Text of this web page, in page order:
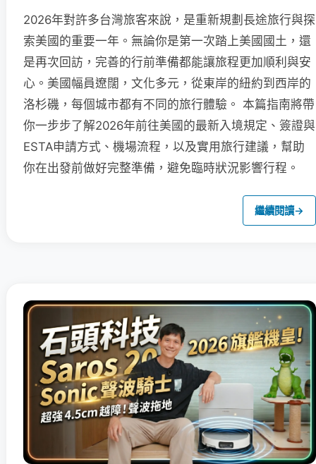
2026年對許多台灣旅客來說，是重新規劃長途旅行與探
索美國的重要一年。無論你是第一次踏上美國國土，還
是再次回訪，完善的行前準備都能讓旅程更加順利與安
心。美國幅員遼闊，文化多元，從東岸的紐約到西岸的
洛杉磯，每個城市都有不同的旅行體驗。 本篇指南將帶
你一步步了解2026年前往美國的最新入境規定、簽證與
ESTA申請方式、機場流程，以及實用旅行建議，幫助
你在出發前做好完整準備，避免臨時狀況影響行程。
繼續閱讀→